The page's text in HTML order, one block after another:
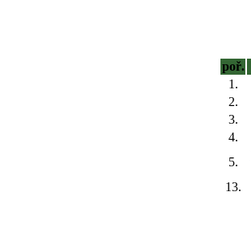
poř.
1.
2.
3.
4.
5.
13.